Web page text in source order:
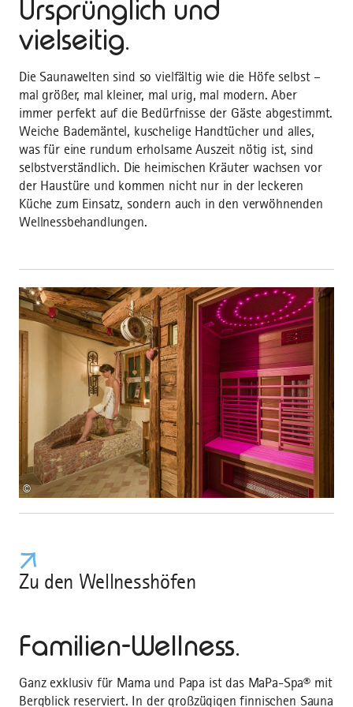
Ursprünglich und
vielseitig.
Die Saunawelten sind so vielfältig wie die Höfe selbst –
mal größer, mal kleiner, mal urig, mal modern. Aber
immer perfekt auf die Bedürfnisse der Gäste abgestimmt.
Weiche Bademäntel, kuschelige Handtücher und alles,
was für eine rundum erholsame Auszeit nötig ist, sind
selbstverständlich. Die heimischen Kräuter wachsen vor
der Haustüre und kommen nicht nur in der leckeren
Küche zum Einsatz, sondern auch in den verwöhnenden
Wellnessbehandlungen.
©
Zu den Wellnesshöfen
Familien-Wellness.
Ganz exklusiv für Mama und Papa ist das MaPa-Spa® mit
Bergblick reserviert. In der großzügigen finnischen Sauna